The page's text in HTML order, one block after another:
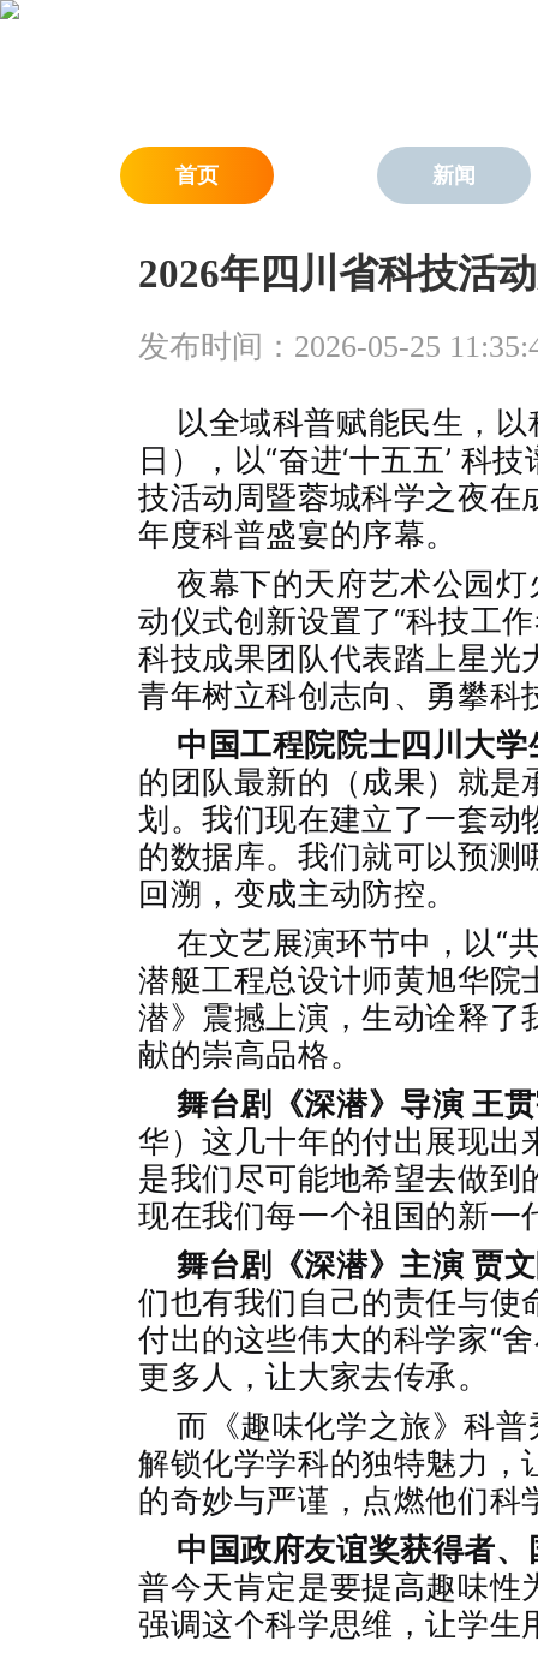
首页 新闻
2026年四川省科技活
发布时间：2026-05-25
以全域科普赋能民生，
日），以“奋进‘十五五’ 科
技活动周暨蓉城科学之夜在
年度科普盛宴的序幕。
夜幕下的天府艺术公园
动仪式创新设置了“科技工
科技成果团队代表踏上星光
青年树立科创志向、勇攀科
中国工程院院士四川大
的团队最新的（成果）就是
划。我们现在建立了一套动
的数据库。我们就可以预测
回溯，变成主动防控。
在文艺展演环节中，以“
潜艇工程总设计师黄旭华院
潜》震撼上演，生动诠释了
献的崇高品格。
舞台剧《深潜》导演 王
华）这几十年的付出展现出
是我们尽可能地希望去做到
现在我们每一个祖国的新一
舞台剧《深潜》主演 贾
们也有我们自己的责任与使
付出的这些伟大的科学家“
更多人，让大家去传承。
而《趣味化学之旅》科
解锁化学学科的独特魅力，
的奇妙与严谨，点燃他们科
中国政府友谊奖获得者
普今天肯定是要提高趣味性
强调这个科学思维，让学生